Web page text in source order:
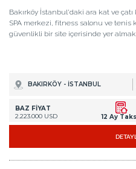
Bakırköy İstanbul'daki ara kat ve
SPA merkezi, fitness salonu ve tenis
güvenlikli bir site içerisinde yer
BAKIRKÖY - İSTANBUL
BAZ FİYAT
2.223.000 USD
12 Ay